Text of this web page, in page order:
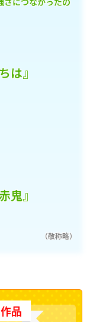
は』
鬼』
（敬称略）
品